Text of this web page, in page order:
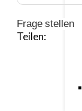
Frage stellen
Teilen: